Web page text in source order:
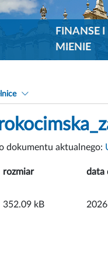
FINANSE I
MIENIE
dokumentu aktualnego:
rozmiar data
352.09 kB